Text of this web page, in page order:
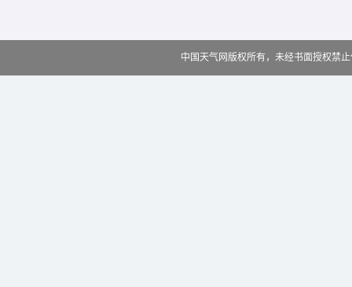
中国天气网版权所有，未经书面授权